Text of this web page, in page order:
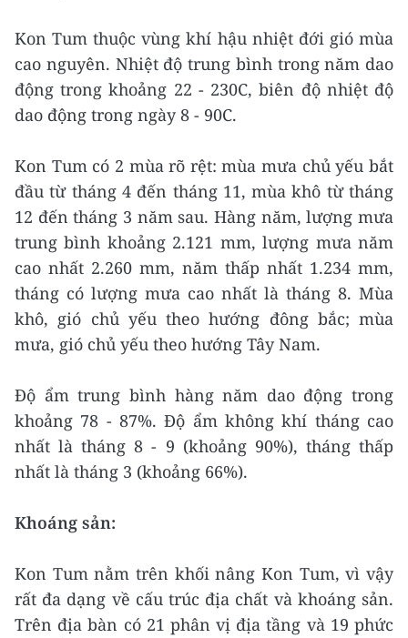
Kon Tum thuộc vùng khí hậu nhiệt đới gió mùa
cao nguyên. Nhiệt độ trung bình trong năm dao
động trong khoảng 22 - 230C, biên độ nhiệt độ
dao động trong ngày 8 - 90C.
Kon Tum có 2 mùa rõ rệt: mùa mưa chủ yếu bắt
đầu từ tháng 4 đến tháng 11, mùa khô từ tháng
12 đến tháng 3 năm sau. Hàng năm, lượng mưa
trung bình khoảng 2.121 mm, lượng mưa năm
cao nhất 2.260 mm, năm thấp nhất 1.234 mm,
tháng có lượng mưa cao nhất là tháng 8. Mùa
khô, gió chủ yếu theo hướng đông bắc; mùa
mưa, gió chủ yếu theo hướng Tây Nam.
Độ ẩm trung bình hàng năm dao động trong
khoảng 78 - 87%. Độ ẩm không khí tháng cao
nhất là tháng 8 - 9 (khoảng 90%), tháng thấp
nhất là tháng 3 (khoảng 66%).
Khoáng sản:
Kon Tum nằm trên khối nâng Kon Tum, vì vậy
rất đa dạng về cấu trúc địa chất và khoáng sản.
Trên địa bàn có 21 phân vị địa tầng và 19 phức